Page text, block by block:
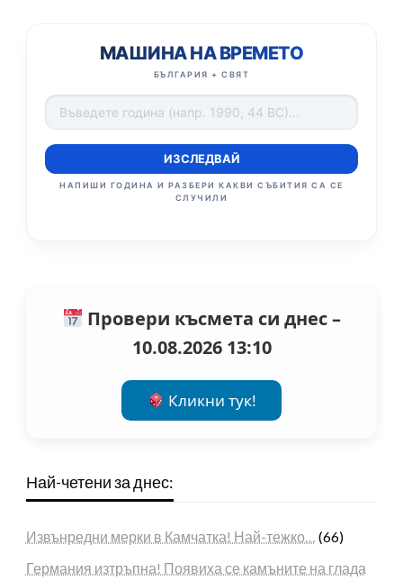
МАШИНА НА ВРЕМЕТО
БЪЛГАРИЯ + СВЯТ
ИЗСЛЕДВАЙ
НАПИШИ ГОДИНА И РАЗБЕРИ КАКВИ СЪБИТИЯ СА СЕ
СЛУЧИЛИ
Провери късмета си днес –
10.08.2026 13:10
Кликни тук!
Най-четени за днес:
Извънредни мерки в Камчатка! Най-тежко… (66)
Германия изтръпна! Появиха се камъните на глада